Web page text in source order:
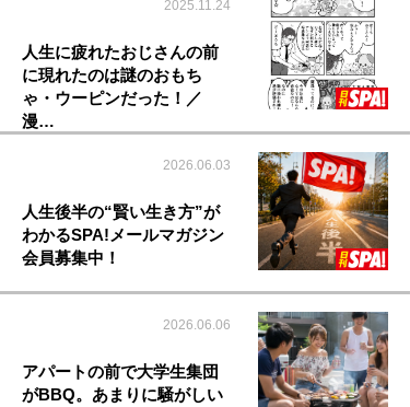
2025.11.24
人生に疲れたおじさんの前
に現れたのは謎のおもち
ゃ・ウーピンだった！／
漫…
2026.06.03
人生後半の“賢い生き方”が
わかるSPA!メールマガジン
会員募集中！
2026.06.06
アパートの前で大学生集団
がBBQ。あまりに騒がしい